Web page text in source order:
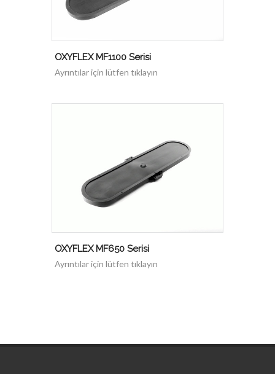
OXYFLEX MF1100 Serisi
Ayrıntılar için lütfen tıklayın
OXYFLEX MF650 Serisi
Ayrıntılar için lütfen tıklayın